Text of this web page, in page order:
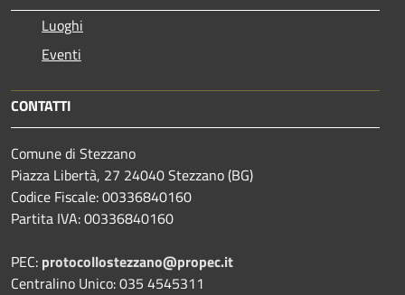
Luoghi
Eventi
CONTATTI
Comune di Stezzano
Piazza Libertà, 27 24040 Stezzano (BG)
Codice Fiscale: 00336840160
Partita IVA: 00336840160
PEC: protocollostezzano@propec.it
Centralino Unico: 035 4545311